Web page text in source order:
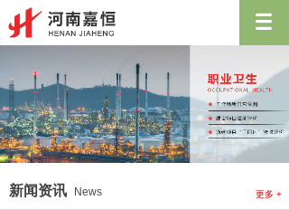
新闻资讯 News 更多 +